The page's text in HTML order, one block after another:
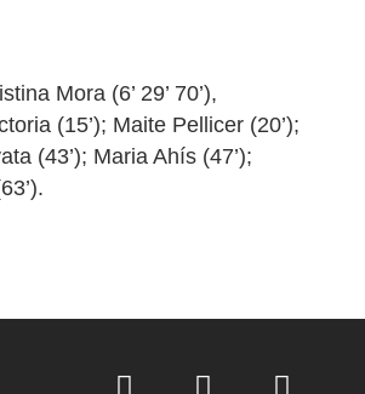
Mora (6’ 29’ 70’),
(15’); Maite Pellicer (20’);
(43’); Maria Ahís (47’);